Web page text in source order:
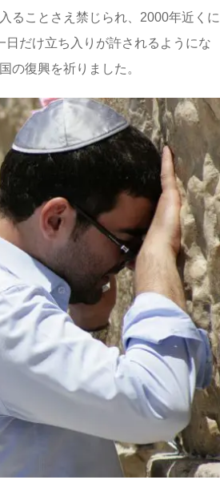
ることさえ禁じられ、2000年近くに
だけ立ち入りが許されるようにな
の復興を祈りました。